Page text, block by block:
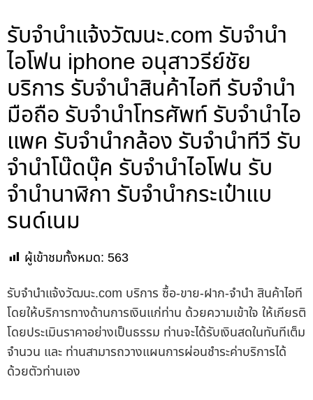
รับจํานําแจ้งวัฒนะ.com รับจำนำ
ไอโฟน iphone อนุสาวรีย์ชัย
บริการ รับจำนำสินค้าไอที รับจำนำ
มือถือ รับจำนำโทรศัพท์ รับจำนำไอ
แพค รับจำนำกล้อง รับจำนำทีวี รับ
จำนำโน๊ดบุ๊ค รับจำนำไอโฟน รับ
จำนำนาฬิกา รับจำนำกระเป๋าแบ
รนด์เนม
ผู้เข้าชมทั้งหมด: 563
รับจํานําแจ้งวัฒนะ.com บริการ ซื้อ-ขาย-ฝาก-จำนำ สินค้าไอที
โดยให้บริการทางด้านการเงินแก่ท่าน ด้วยความเข้าใจ ให้เกียรติ
โดยประเมินราคาอย่างเป็นธรรม ท่านจะได้รับเงินสดในทันทีเต็ม
จำนวน และ ท่านสามารถวางแผนการผ่อนชำระค่าบริการได้
ด้วยตัวท่านเอง